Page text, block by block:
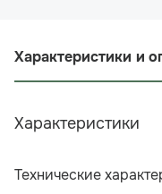
Характеристики и
Характеристики
Технические